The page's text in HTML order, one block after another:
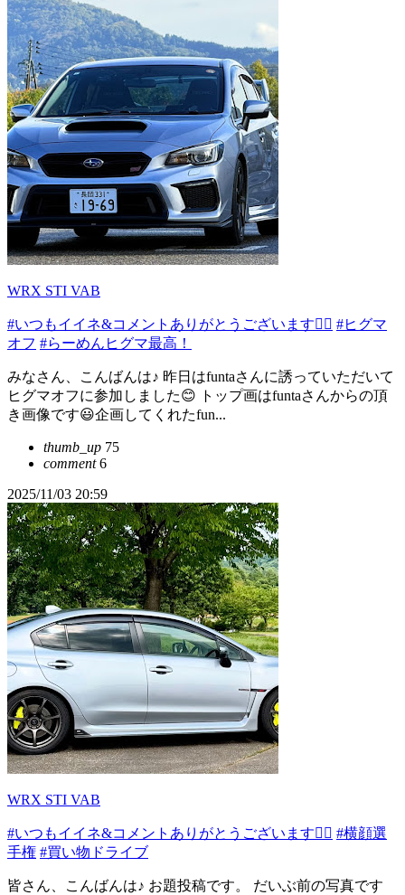
WRX STI VAB
#いつもイイネ&コメントありがとうございます🙇‍♂️ #ヒグマ
オフ #らーめんヒグマ最高！
みなさん、こんばんは♪ 昨日はfuntaさんに誘っていただいて
ヒグマオフに参加しました😊 トップ画はfuntaさんからの頂
き画像です😃企画してくれたfun...
thumb_up 75
comment6
2025/11/03 20:59
WRX STI VAB
#いつもイイネ&コメントありがとうございます🙇‍♂️ #横顔選
手権 #買い物ドライブ
皆さん、こんばんは♪ お題投稿です。 だいぶ前の写真です